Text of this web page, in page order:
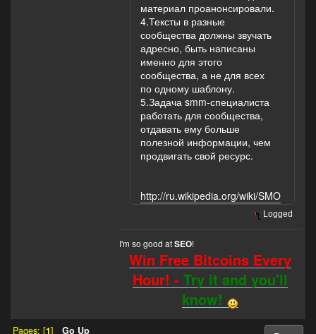
материал проанонсировали.
4.Тексты в разные
сообщества должны звучать
адресно, быть написаны
именно для этого
сообщества, а не для всех
по одному шаблону.
5.Задача smm-специалиста
работать для сообщества,
отдавать ему больше
полезной информации, чем
продвигать свой ресурс.
http://ru.wikipedia.org/wiki/SMO
Logged
I'm so good atSEO!
Win Free Bitcoins Every
Hour! -Try it and you'll
know!
Pages: [1] Go Up